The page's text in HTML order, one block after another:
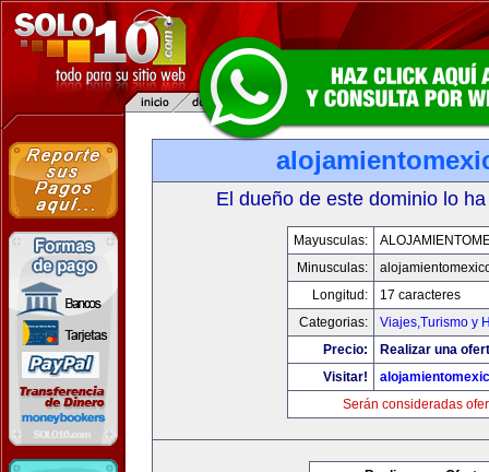
El dueño de este dominio lo
Mayusculas:
Minusculas:
Longitud:
17 caracteres
Categorias:
Viajes,Turismo y
Precio:
Realizar una
Visitar!
Serán consideradas